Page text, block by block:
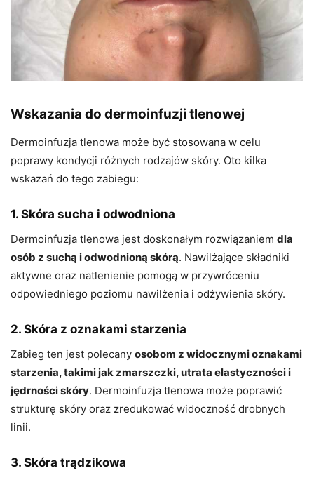
Wskazania do dermoinfuzji tlenowej
Dermoinfuzja tlenowa może być stosowana w celu
poprawy kondycji różnych rodzajów skóry. Oto kilka
wskazań do tego zabiegu:
1. Skóra sucha i odwodniona
Dermoinfuzja tlenowa jest doskonałym rozwiązaniem dla
osób z suchą i odwodnioną skórą. Nawilżające składniki
aktywne oraz natlenienie pomogą w przywróceniu
odpowiedniego poziomu nawilżenia i odżywienia skóry.
2. Skóra z oznakami starzenia
Zabieg ten jest polecany osobom z widocznymi oznakami
starzenia, takimi jak zmarszczki, utrata elastyczności i
jędrności skóry. Dermoinfuzja tlenowa może poprawić
strukturę skóry oraz zredukować widoczność drobnych
linii.
3. Skóra trądzikowa